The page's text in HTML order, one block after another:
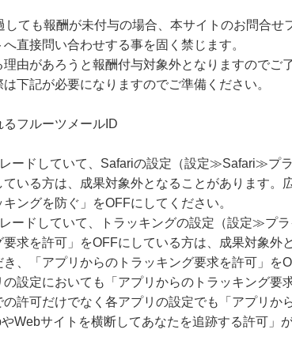
ても報酬が未付与の場合、本サイトのお問合せ
直接問い合わせする事を固く禁じます。
由があろうと報酬付与対象外となりますのでご
下記が必要になりますのでご準備ください。
るフルーツメールID
ードしていて、Safariの設定（設定≫Safari≫プ
いる方は、成果対象外となることがあります。
ングを防ぐ」をOFFにしてください。
ードしていて、トラッキングの設定（設定≫プ
要求を許可」をOFFにしている方は、成果対象
、「アプリからのトラッキング要求を許可」を
設定においても「アプリからのトラッキング要
許可だけでなく各アプリの設定でも「アプリか
Webサイトを横断してあなたを追跡する許可」